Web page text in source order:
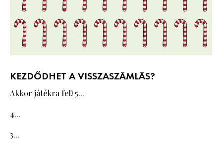
KEZDŐDHET A VISSZASZÁMLÁS?
Akkor játékra fel! 5...
4...
3...